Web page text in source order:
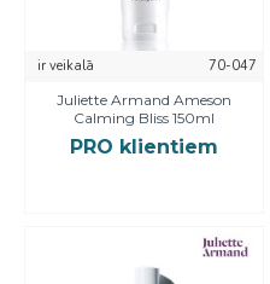
ir veikalā
70-047
Juliette Armand Ameson
Calming Bliss 150ml
PRO klientiem